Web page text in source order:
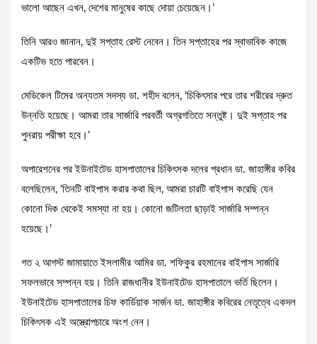
ভালো আছেন এখন, দেশের মানুষের কাছে দোয়া চেয়েছেন।’
তিনি আরও জানান, দুই সপ্তাহ রেস্ট নেবেন। তিন সপ্তাহের পর স্বাভাবিক কাজে
একটিভ হতে পারবেন।
মেডিকেল টিমের অন্যতম সদস্য ডা. শহীদ বলেন, ‘চিকিৎসার পরে তার শরীরের দ্রুত
উন্নতি হয়েছে। আমরা তার সার্জারি পরবর্তী অগ্রগতিতে সন্তুষ্ট। দুই সপ্তাহ পর
পুনরায় পরীক্ষা হবে।’
অপারেশনের পর ইউনাইটেড হাসপাতালের চিকিৎসক দলের প্রধান ডা. জাহাঙ্গীর কবির
বলেছিলেন, ‘তিনটি বাইপাস করার কথা ছিল, আমরা চারটি বাইপাস করেছি যেন
কোনো দিক থেকেই সমস্যা না হয়। কোনো জটিলতা ছাড়াই সার্জারি সম্পন্ন
হয়েছে।’
গত ২ আগস্ট জামায়াতে ইসলামীর আমির ডা. শফিকুর রহমানের বাইপাস সার্জারি
সফলভাবে সম্পন্ন হয়। তিনি রাজধানীর ইউনাইটেড হাসপাতালে ভর্তি ছিলেন।
ইউনাইটেড হাসপাতালের চিফ কার্ডিয়াক সার্জন ডা. জাহাঙ্গীর কবিরের নেতৃত্বে একদল
চিকিৎসক এই অস্ত্রোপচারে অংশ নেন।